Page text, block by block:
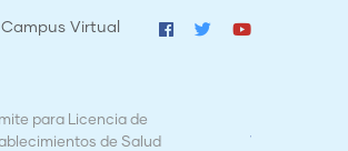
Campus Virtual
Mapa de Mortalidad Materna en
Nicaragua